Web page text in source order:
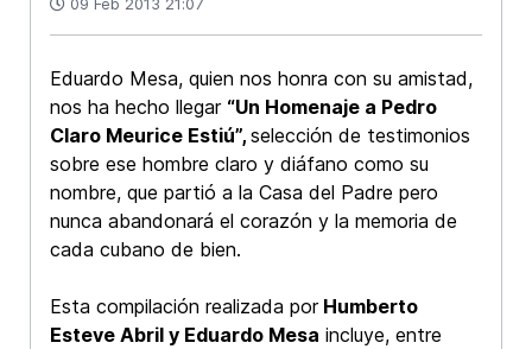
Eduardo Mesa, quien nos honra con su amistad,
nos ha hecho llegar “Un Homenaje a Pedro
Claro Meurice Estiú”, selección de testimonios
sobre ese hombre claro y diáfano como su
nombre, que partió a la Casa del Padre pero
nunca abandonará el corazón y la memoria de
cada cubano de bien.
Esta compilación realizada porHumberto
Esteve Abril y Eduardo Mesa incluye, entre